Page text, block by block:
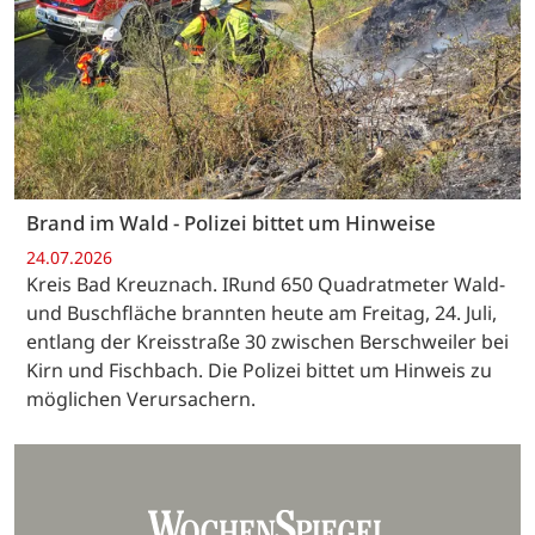
Brand im Wald - Polizei bittet um Hinweise
24.07.2026
Kreis Bad Kreuznach. IRund 650 Quadratmeter Wald-
und Buschfläche brannten heute am Freitag, 24. Juli,
entlang der Kreisstraße 30 zwischen Berschweiler bei
Kirn und Fischbach. Die Polizei bittet um Hinweis zu
möglichen Verursachern.